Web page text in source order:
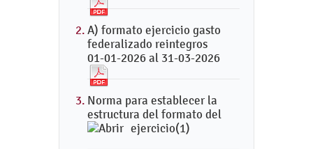
A) formato ejercicio gasto
federalizado reintegros
01-01-2026 al 31-03-2026
Norma para establecer la
estructura del formato del
ejercicio(1)